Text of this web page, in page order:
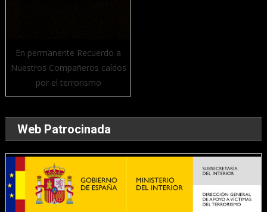
En permanente Recuerdo a
Nuestros Compañeros caídos
por el terrorismo
Web Patrocinada